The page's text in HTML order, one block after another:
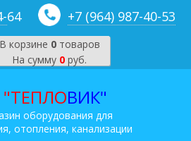
64 +7 (964) 987-40-53
В корзине 0товаров
На сумму 0 руб.
"ТЕПЛОВИК"
оборудования для
отопления, канализации